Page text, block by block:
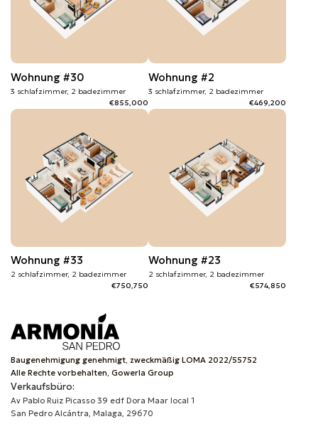
Wohnung #30
3 schlafzimmer, 2 badezimmer
€855,000
Wohnung #2
3 schlafzimmer, 2 badezimmer
€469,200
Wohnung #33
2 schlafzimmer, 2 badezimmer
€750,750
Wohnung #23
2 schlafzimmer, 2 badezimmer
€574,850
Baugenehmigung genehmigt, zweckmäßig LOMA 2022/55752
Alle Rechte vorbehalten, Gowerla Group
Verkaufsbüro:
Av Pablo Ruiz Picasso 39 edf Dora Maar local 1
San Pedro Alcántra, Malaga, 29670